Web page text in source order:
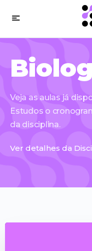
Veja as aulas já
Estudos o
da disciplina.
Ver detalhes da